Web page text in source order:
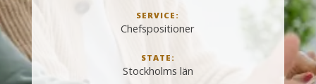
SERVICE:
Chefspositioner
STATE:
Stockholms län